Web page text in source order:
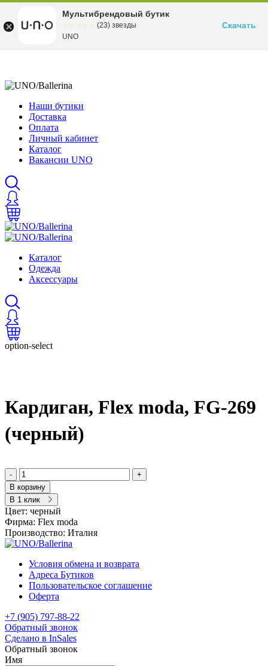
Наши бутики
Доставка
Оплата
Личный кабинет
Каталог
Вакансии UNO
Каталог
Одежда
Аксессуары
option-select
Кардиган, Flex moda, FG-269
(черный)
-
+
В корзину
В 1 клик
Цвет: черный
Фирма: Flex moda
Производство: Италия
Условия обмена и возврата
Адреса Бутиков
Пользовательское соглашение
Оферта
+7 (905) 797-88-22
Обратный звонок
Сделано в InSales
Обратный звонок
Имя
Мультибрендовый бутик
(23) звезды
UNO
Скачать